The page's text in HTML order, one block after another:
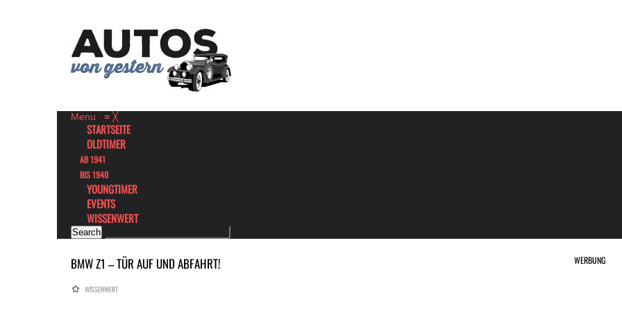
Menu ≡ ╳
STARTSEITE
OLDTIMER
AB 1941
BIS 1940
YOUNGTIMER
EVENTS
WISSENWERT
BMW Z1 – TÜR AUF UND ABFAHRT! WERBUNG
WISSENWERT